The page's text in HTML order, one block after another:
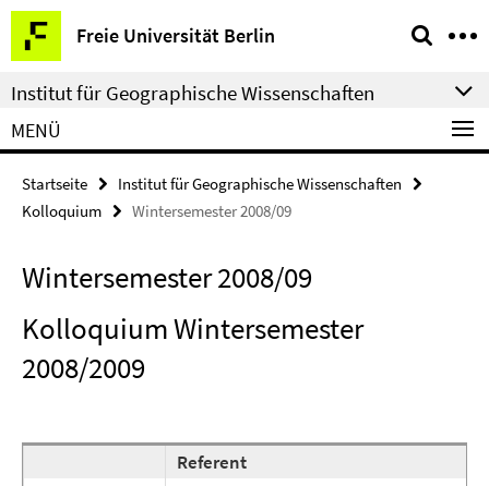
Springe
direkt
zu
Inhalt
Freie Universität Berlin
Service-
Navigation
Institut für Geographische Wissenschaften
MENÜ
Startseite
Institut für Geographische Wissenschaften
Kolloquium
Wintersemester 2008/09
Wintersemester 2008/09
Kolloquium Wintersemester
2008/2009
Referent